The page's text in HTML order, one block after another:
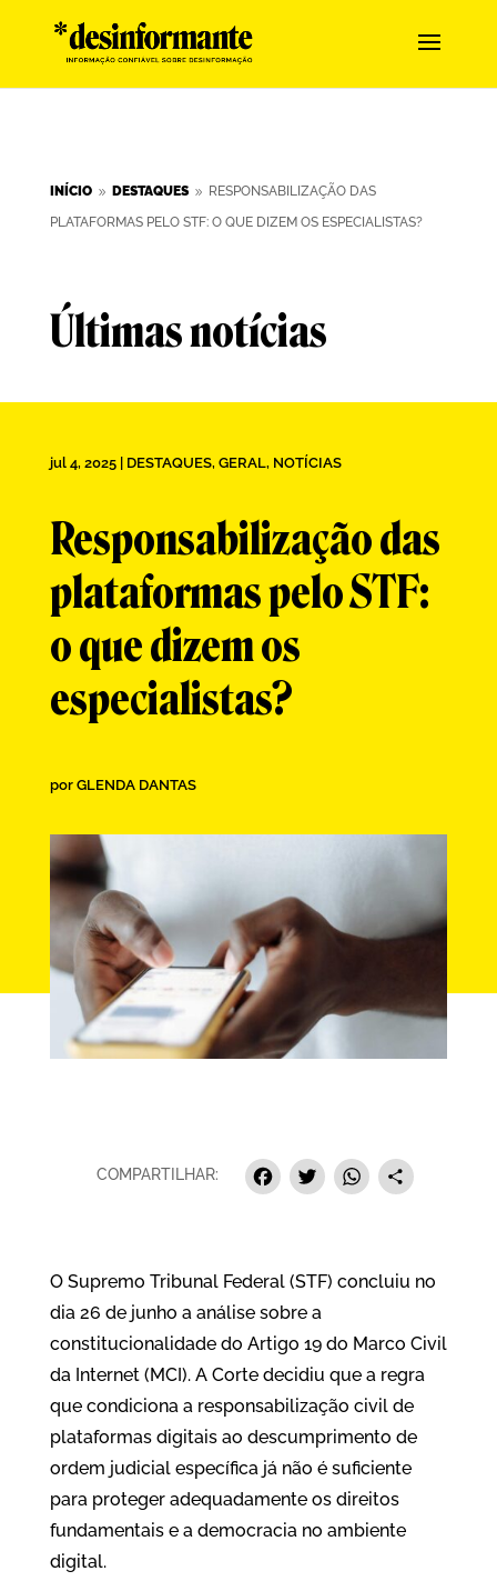
INÍCIO 9 DESTAQUES 9
RESPONSABILIZAÇÃO DAS
PLATAFORMAS PELO STF: O QUE DIZEM OS ESPECIALISTAS?
Últimas notícias
jul 4, 2025| DESTAQUES, GERAL, NOTÍCIAS
Responsabilização das
plataformas pelo STF:
o que dizem os
especialistas?
por GLENDA DANTAS
COMPARTILHAR: Facebook
Twitter
O Supremo Tribunal Federal (STF) concluiu no
dia 26 de junho a análise sobre a
constitucionalidade do Artigo 19 do Marco Civil
da Internet (MCI). A Corte decidiu que a regra
que condiciona a responsabilização civil de
plataformas digitais ao descumprimento de
ordem judicial específica já não é suficiente
para proteger adequadamente os direitos
fundamentais e a democracia no ambiente
digital.